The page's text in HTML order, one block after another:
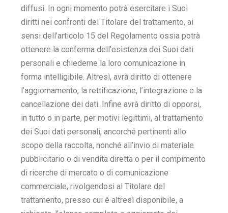
diffusi. In ogni momento potrà esercitare i Suoi
diritti nei confronti del Titolare del trattamento, ai
sensi dell’articolo 15 del Regolamento ossia potrà
ottenere la conferma dell’esistenza dei Suoi dati
personali e chiederne la loro comunicazione in
forma intelligibile. Altresì, avrà diritto di ottenere
l’aggiornamento, la rettificazione, l’integrazione e la
cancellazione dei dati. Infine avrà diritto di opporsi,
in tutto o in parte, per motivi legittimi, al trattamento
dei Suoi dati personali, ancorché pertinenti allo
scopo della raccolta, nonché all’invio di materiale
pubblicitario o di vendita diretta o per il compimento
di ricerche di mercato o di comunicazione
commerciale, rivolgendosi al Titolare del
trattamento, presso cui è altresì disponibile, a